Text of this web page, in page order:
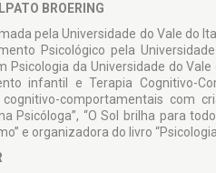
BROERING
pela Universidade do Vale do
Psicológico pela
Psicologia da Universidade do
infantil e Terapia Cognitivo-
cognitivo-comportamentais com
Psicóloga”, “O Sol brilha para
e organizadora do livro